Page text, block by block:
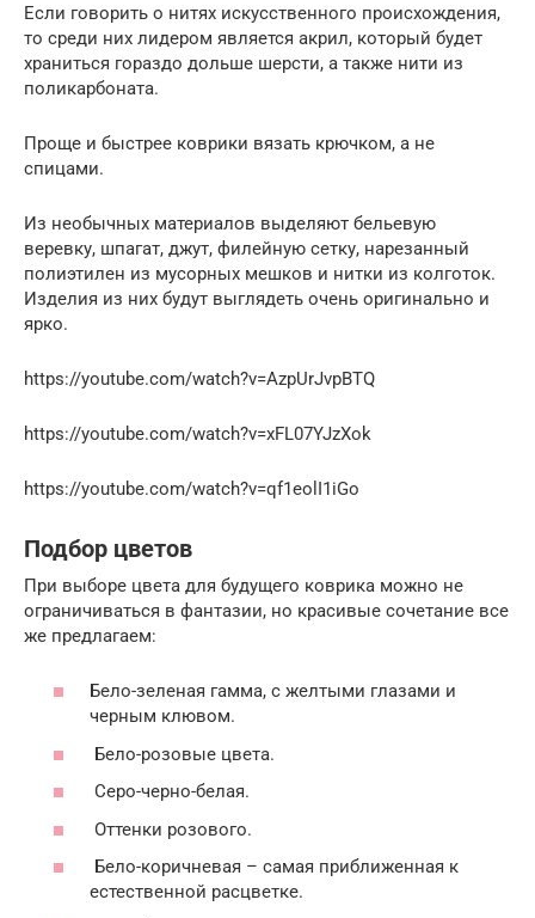
Если говорить о нитях искусственного происхождения,
то среди них лидером является акрил, который будет
храниться гораздо дольше шерсти, а также нити из
поликарбоната.
Проще и быстрее коврики вязать крючком, а не
спицами.
Из необычных материалов выделяют бельевую
веревку, шпагат, джут, филейную сетку, нарезанный
полиэтилен из мусорных мешков и нитки из колготок.
Изделия из них будут выглядеть очень оригинально и
ярко.
https://youtube.com/watch?v=AzpUrJvpBTQ
https://youtube.com/watch?v=xFL07YJzXok
https://youtube.com/watch?v=qf1eolI1iGo
Подбор цветов
При выборе цвета для будущего коврика можно не
ограничиваться в фантазии, но красивые сочетание все
же предлагаем:
Бело-зеленая гамма, с желтыми глазами и
черным клювом.
Бело-розовые цвета.
Серо-черно-белая.
Оттенки розового.
Бело-коричневая – самая приближенная к
естественной расцветке.